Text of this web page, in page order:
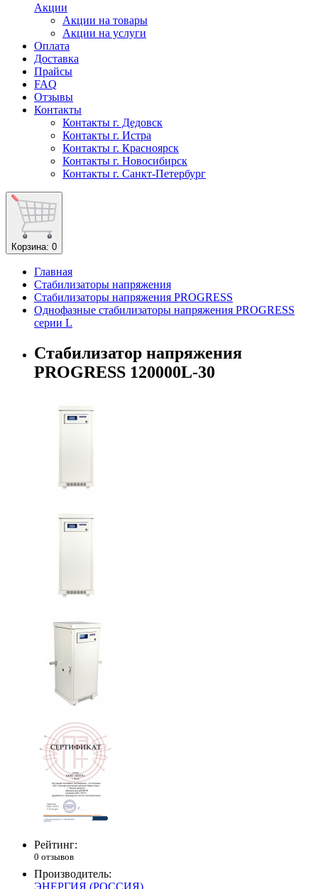
Акции
Акции на товары
Акции на услуги
Оплата
Доставка
Прайсы
FAQ
Отзывы
Контакты
Контакты г. Дедовск
Контакты г. Истра
Контакты г. Красноярск
Контакты г. Новосибирск
Контакты г. Санкт-Петербург
Корзина: 0
Главная
Стабилизаторы напряжения
Стабилизаторы напряжения PROGRESS
Однофазные стабилизаторы напряжения PROGRESS
серии L
Стабилизатор напряжения
PROGRESS 120000L-30
Рейтинг:
0 отзывов
Производитель:
ЭНЕРГИЯ (РОССИЯ)